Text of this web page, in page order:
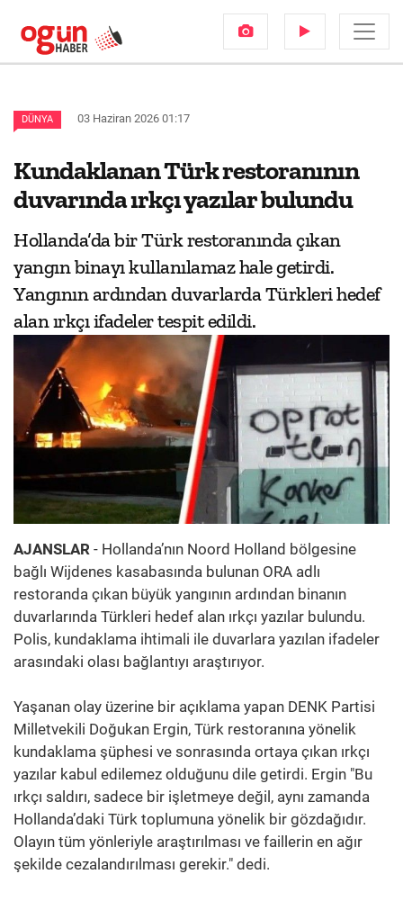
DÜNYA 03 Haziran 2026 01:17
Kundaklanan Türk restoranının
duvarında ırkçı yazılar bulundu
Hollanda’da bir Türk restoranında çıkan
yangın binayı kullanılamaz hale getirdi.
Yangının ardından duvarlarda Türkleri hedef
alan ırkçı ifadeler tespit edildi.
AJANSLAR - Hollanda’nın Noord Holland bölgesine
bağlı Wijdenes kasabasında bulunan ORA adlı
restoranda çıkan büyük yangının ardından binanın
duvarlarında Türkleri hedef alan ırkçı yazılar bulundu.
Polis, kundaklama ihtimali ile duvarlara yazılan ifadeler
arasındaki olası bağlantıyı araştırıyor.
Yaşanan olay üzerine bir açıklama yapan DENK Partisi
Milletvekili Doğukan Ergin, Türk restoranına yönelik
kundaklama şüphesi ve sonrasında ortaya çıkan ırkçı
yazılar kabul edilemez olduğunu dile getirdi. Ergin "Bu
ırkçı saldırı, sadece bir işletmeye değil, aynı zamanda
Hollanda’daki Türk toplumuna yönelik bir gözdağıdır.
Olayın tüm yönleriyle araştırılması ve faillerin en ağır
şekilde cezalandırılması gerekir." dedi.